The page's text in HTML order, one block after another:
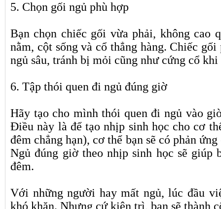
5. Chọn gối ngủ phù hợp
Bạn chọn chiếc gối vừa phải, không cao
nằm, cột sống và cổ thẳng hàng. Chiếc
ngủ sâu, tránh bị mỏi cũng như cứng cổ khi
6. Tập thói quen đi ngủ đúng giờ
Hãy tạo cho mình thói quen đi ngủ vào
Điều này là để tạo nhịp sinh học cho cơ
đêm chẳng hạn), cơ thể bạn sẽ có phản
Ngủ đúng giờ theo nhịp sinh học sẽ giúp
đêm.
Với những người hay mất ngủ, lúc đầu
khó khăn. Nhưng cứ kiên trì, bạn sẽ thành